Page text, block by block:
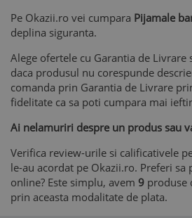
Pe Okazii.ro vei cumpara Pijamale
deplina siguranta.
Alege ofertele cu Garantia de
daca produsul nu corespunde
comanda prin Garantia de Livrare
fidelitate ca sa poti cumpara mai
Ai nelamuriri despre un produs sau
Verifica review-urile si calificativele
le-au acordat pe Okazii.ro. Preferi sa
online? Este simplu, avem 9 produse
prin aceasta modalitate de plata.